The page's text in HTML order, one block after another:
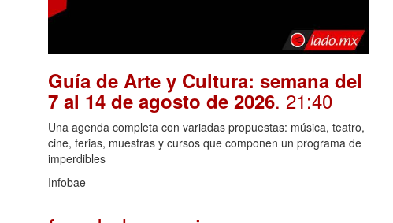
Guía de Arte y Cultura: semana del
7 al 14 de agosto de 2026. 21:40
Una agenda completa con variadas propuestas: música, teatro,
cine, ferias, muestras y cursos que componen un programa de
imperdibles
Infobae